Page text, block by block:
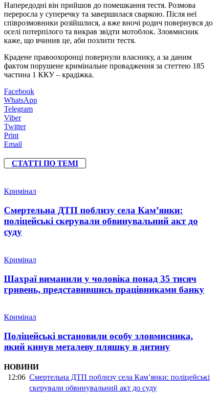
Напередодні він прийшов до помешкання тестя. Розмова
переросла у суперечку та завершилася сваркою. Після неї
співрозмовники розійшлися, а вже вночі родич повернувся до
оселі потерпілого та викрав звідти мотоблок. Зловмисник
каже, що вчинив це, аби позлити тестя.
Крадене правоохоронці повернули власнику, а за даним
фактом порушене кримінальне провадження за стеттею 185
частина 1 ККУ – крадіжка.
Facebook
WhatsApp
Telegram
Viber
Twitter
Print
Email
СТАТТІ ПО ТЕМІ
Кримінал
Смертельна ДТП поблизу села Кам’янки:
поліцейські скерували обвинувальний акт до
суду
Кримінал
Шахраї виманили у чоловіка понад 35 тисяч
гривень, представившись працівниками банку
Кримінал
Поліцейські встановили особу зловмисника,
який кинув металеву пляшку в дитину
НОВИНИ
12:06 Смертельна ДТП поблизу села Кам’янки: поліцейські
скерували обвинувальний акт до суду